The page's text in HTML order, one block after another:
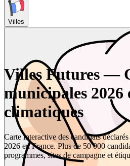
Villes
Villes Futures —
municipales
climatiques
Carte interactive des candidats
2026 en France. Plus de 50 000
programmes, sites de campagne et